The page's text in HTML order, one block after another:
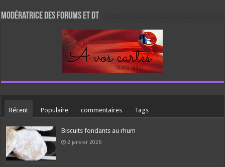
Modératrice des forums et DT
Récent Populaire commentaires Tags
Biscuits fondants au rhum
2 janvier 2026